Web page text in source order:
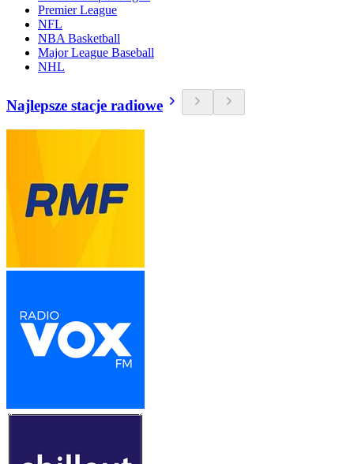
Premier League
NFL
NBA Basketball
Major League Baseball
NHL
Najlepsze stacje radiowe